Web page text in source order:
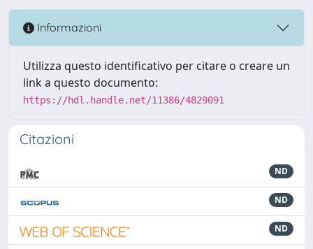
Informazioni
Utilizza questo identificativo per citare o creare un
link a questo documento:
https://hdl.handle.net/11386/4829091
Citazioni
ND
ND
ND